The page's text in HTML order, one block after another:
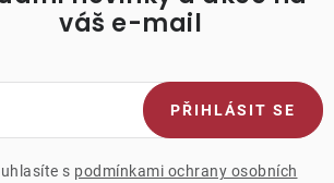
váš e-mail
s podmínkami ochrany osobních
PŘIHLÁSIT SE